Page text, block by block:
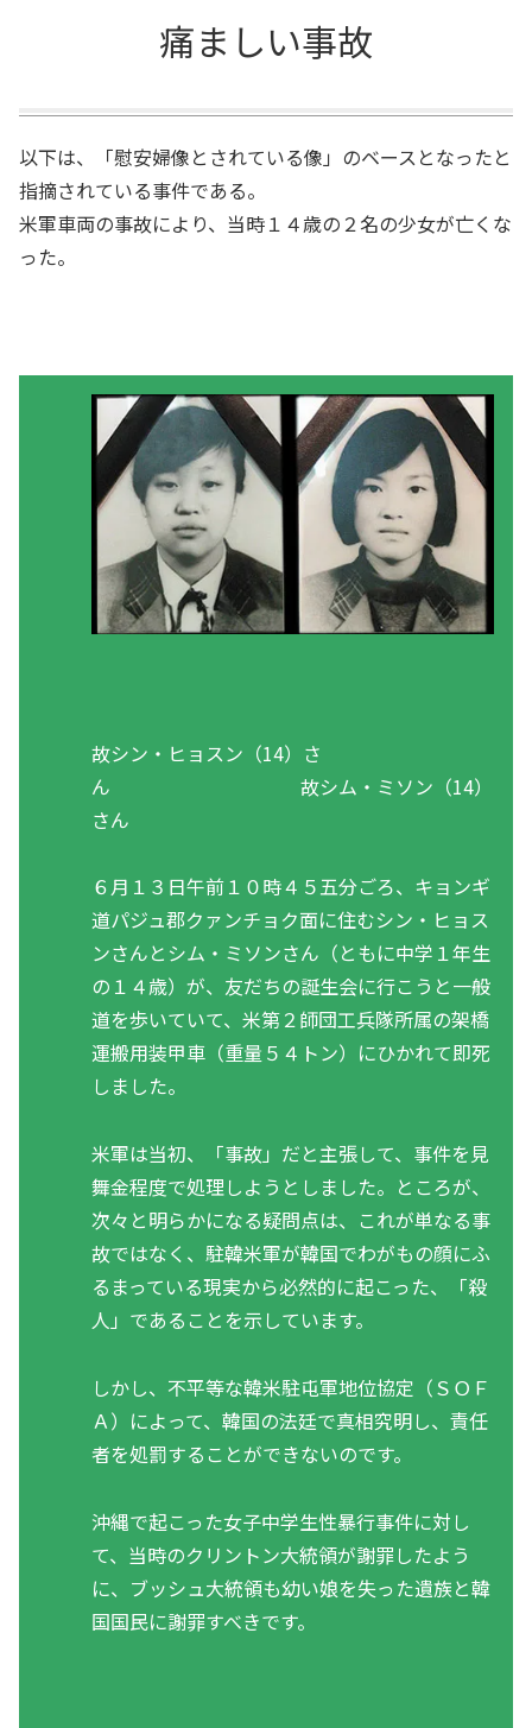
痛ましい事故
以下は、「慰安婦像とされている像」のベースとなったと
指摘されている事件である。
米軍車両の事故により、当時１４歳の２名の少女が亡くな
った。
故シン・ヒョスン（14）さ
ん 故シム・ミソン（14）
さん
６月１３日午前１０時４５五分ごろ、キョンギ
道パジュ郡クァンチョク面に住むシン・ヒョス
ンさんとシム・ミソンさん（ともに中学１年生
の１４歳）が、友だちの誕生会に行こうと一般
道を歩いていて、米第２師団工兵隊所属の架橋
運搬用装甲車（重量５４トン）にひかれて即死
しました。
米軍は当初、「事故」だと主張して、事件を見
舞金程度で処理しようとしました。ところが、
次々と明らかになる疑問点は、これが単なる事
故ではなく、駐韓米軍が韓国でわがもの顔にふ
るまっている現実から必然的に起こった、「殺
人」であることを示しています。
しかし、不平等な韓米駐屯軍地位協定（ＳＯＦ
Ａ）によって、韓国の法廷で真相究明し、責任
者を処罰することができないのです。
沖縄で起こった女子中学生性暴行事件に対し
て、当時のクリントン大統領が謝罪したよう
に、ブッシュ大統領も幼い娘を失った遺族と韓
国国民に謝罪すべきです。